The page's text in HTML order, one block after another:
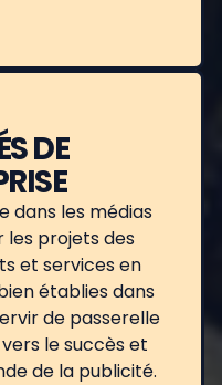
DE
dans les médias
les projets des
et services en
établies dans
de passerelle
le succès et
de la publicité.